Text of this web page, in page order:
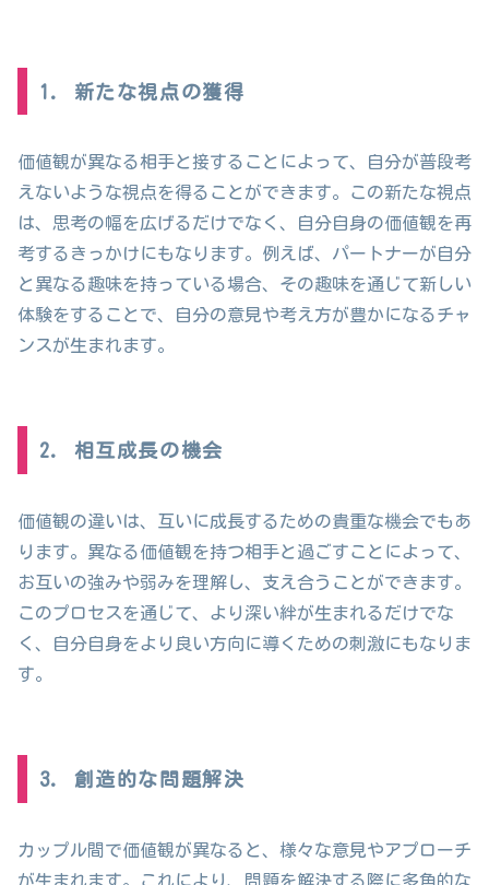
1. 新たな視点の獲得
価値観が異なる相手と接することによって、自分が普段考
えないような視点を得ることができます。この新たな視点
は、思考の幅を広げるだけでなく、自分自身の価値観を再
考するきっかけにもなります。例えば、パートナーが自分
と異なる趣味を持っている場合、その趣味を通じて新しい
体験をすることで、自分の意見や考え方が豊かになるチャ
ンスが生まれます。
2. 相互成長の機会
価値観の違いは、互いに成長するための貴重な機会でもあ
ります。異なる価値観を持つ相手と過ごすことによって、
お互いの強みや弱みを理解し、支え合うことができます。
このプロセスを通じて、より深い絆が生まれるだけでな
く、自分自身をより良い方向に導くための刺激にもなりま
す。
3. 創造的な問題解決
カップル間で価値観が異なると、様々な意見やアプローチ
が生まれます。これにより、問題を解決する際に多角的な